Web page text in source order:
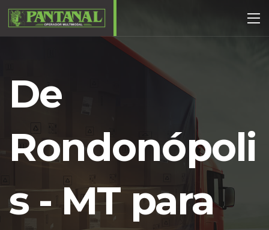
De
Rondonópoli
s - MT para